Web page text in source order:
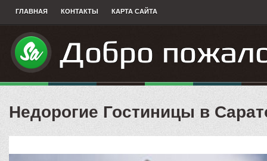
ГЛАВНАЯ КОНТАКТЫ КАРТА САЙТА
Недорогие Гостиницы в